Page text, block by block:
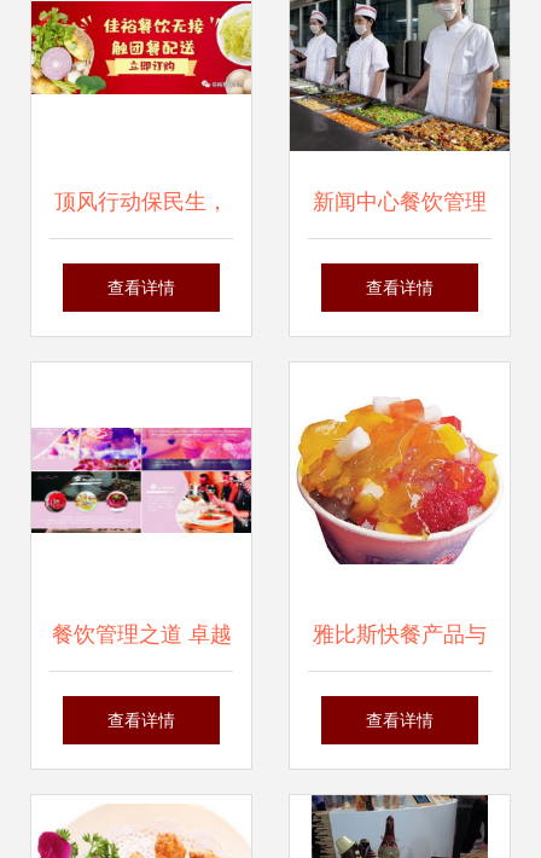
顶风行动保民生，
佳裕餐饮成为团餐
查看详情
新闻中心餐饮管理
如何提升媒体工作
作效率
查看详情
餐饮管理之道 卓越
运营与服务创新的
查看详情
雅比斯快餐产品与
加盟店解析 餐饮管
查看详情